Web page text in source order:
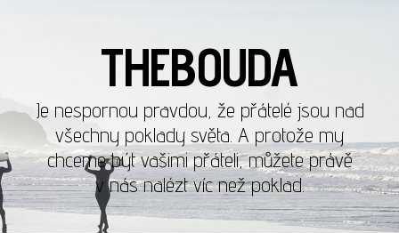
THEBOUDA
Je nespornou pravdou, že přátelé jsou nad
všechny poklady světa. A protože my
chceme být vašimi přáteli, můžete právě
v nás nalézt víc než poklad.